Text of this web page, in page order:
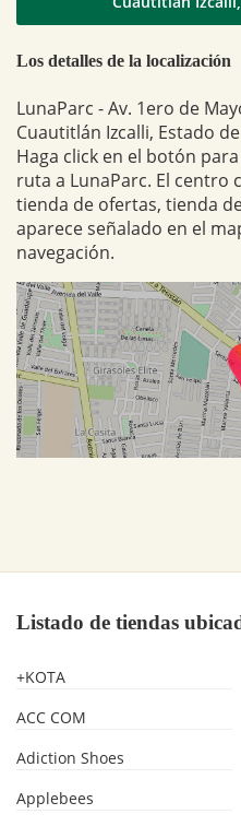
Los detalles de la localización
LunaParc - Av. 1ero de
Cuautitlán Izcalli, Estado
Haga click en el botón
ruta a LunaParc. El centro
tienda de ofertas, tienda
aparece señalado en el
navegación.
Listado de tiendas
+KOTA
ACC COM
Adiction Shoes
Applebees